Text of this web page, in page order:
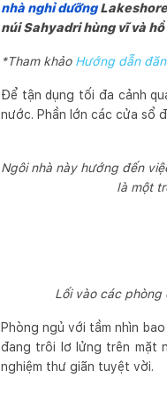
nhà nghỉ dưỡng
núi Sahyadri hùng vĩ và
*Tham khảo Hướng dẫn
Để tận dụng tối đa cảnh
nước. Phần lớn các cửa sổ
Ngôi nhà này hướng đến
là một
Lối vào các
Phòng ngủ với tầm nhìn
đang trôi lơ lửng trên mặt
nghiệm thư giãn tuyệt vời.